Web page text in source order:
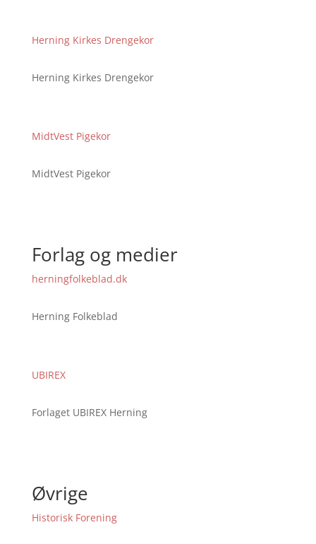
Herning Kirkes Drengekor
Herning Kirkes Drengekor
MidtVest Pigekor
MidtVest Pigekor
Forlag og medier
herningfolkeblad.dk
Herning Folkeblad
UBIREX
Forlaget UBIREX Herning
Øvrige
Historisk Forening